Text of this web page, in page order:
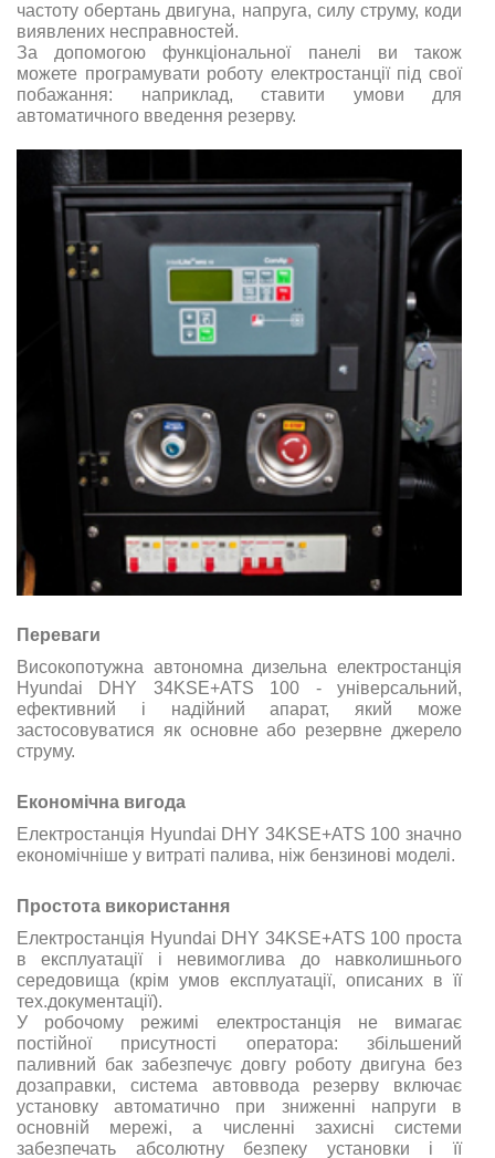
частоту обертань двигуна, напруга, силу струму, коди
виявлених несправностей.
За допомогою функціональної панелі ви також
можете програмувати роботу електростанції під свої
побажання: наприклад, ставити умови для
автоматичного введення резерву.
Переваги
Високопотужна автономна дизельна електростанція
Hyundai DHY 34KSE+ATS 100 - універсальний,
ефективний і надійний апарат, який може
застосовуватися як основне або резервне джерело
струму.
Економічна вигода
Електростанція Hyundai DHY 34KSE+ATS 100 значно
економічніше у витраті палива, ніж бензинові моделі.
Простота використання
Електростанція Hyundai DHY 34KSE+ATS 100 проста
в експлуатації і невимоглива до навколишнього
середовища (крім умов експлуатації, описаних в її
тех.документації).
У робочому режимі електростанція не вимагає
постійної присутності оператора: збільшений
паливний бак забезпечує довгу роботу двигуна без
дозаправки, система автоввода резерву включає
установку автоматично при зниженні напруги в
основній мережі, а численні захисні системи
забезпечать абсолютну безпеку установки і її